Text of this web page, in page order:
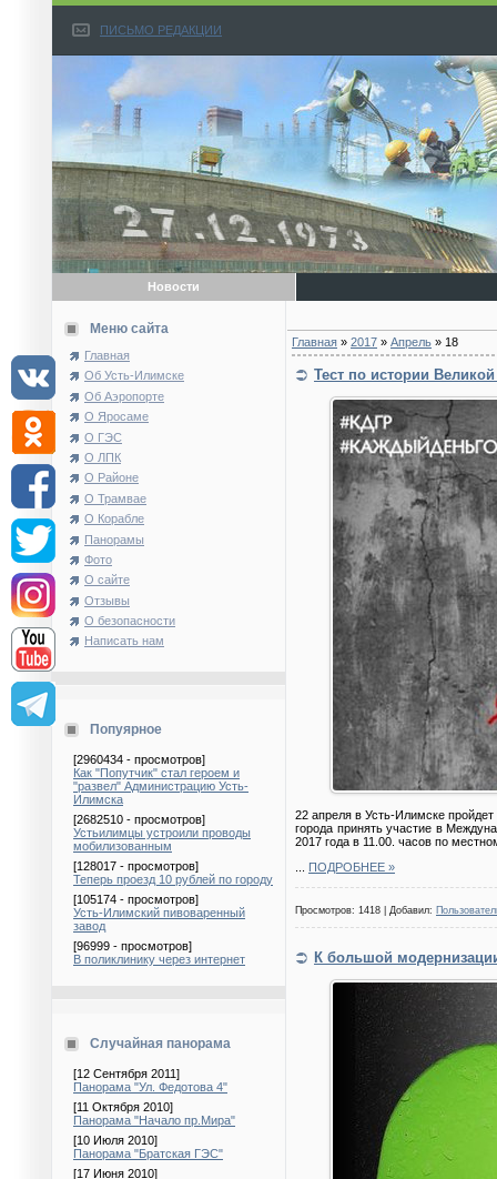
ПИСЬМО РЕДАКЦИИ
Новости
Меню сайта
Главная
Об Усть-Илимске
Об Аэропорте
О Яросаме
О ГЭС
О ЛПК
О Районе
О Трамвае
О Корабле
Панорамы
Фото
О сайте
Отзывы
О безопасности
Написать нам
Попуярное
[2960434 - просмотров]
Как "Попутчик" стал героем и
"развел" Администрацию Усть-
Илимска
[2682510 - просмотров]
Устьилимцы устроили проводы
мобилизованным
[128017 - просмотров]
Теперь проезд 10 рублей по городу
[105174 - просмотров]
Усть-Илимский пивоваренный
завод
[96999 - просмотров]
В поликлинику через интернет
Случайная панорама
[12 Сентября 2011]
Панорама "Ул. Федотова 4"
[11 Октября 2010]
Панорама "Начало пр.Мира"
[10 Июля 2010]
Панорама "Братская ГЭС"
[17 Июня 2010]
Главная » 2017 » Апрель » 18
Тест по истории
22 апреля в Усть-Илимске
города принять участие в
2017 года в 11.00. часов по
ПОДРОБНЕЕ »
Просмотров: 1418 | Добавил:
К большой